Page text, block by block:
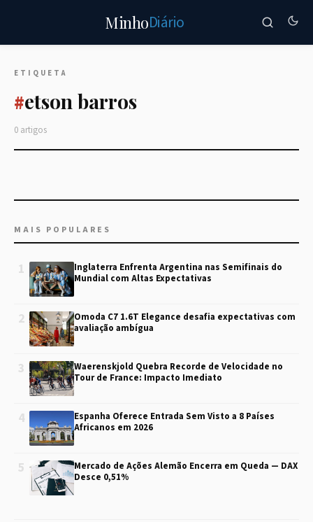
MinhoDiário
ETIQUETA
#etson barros
0 artigos
MAIS POPULARES
1
Inglaterra Enfrenta Argentina nas Semifinais do
Mundial com Altas Expectativas
2
Omoda C7 1.6T Elegance desafia expectativas com
avaliação ambígua
3
Waerenskjold Quebra Recorde de Velocidade no
Tour de France: Impacto Imediato
4
Espanha Oferece Entrada Sem Visto a 8 Países
Africanos em 2026
5
Mercado de Ações Alemão Encerra em Queda — DAX
Desce 0,51%